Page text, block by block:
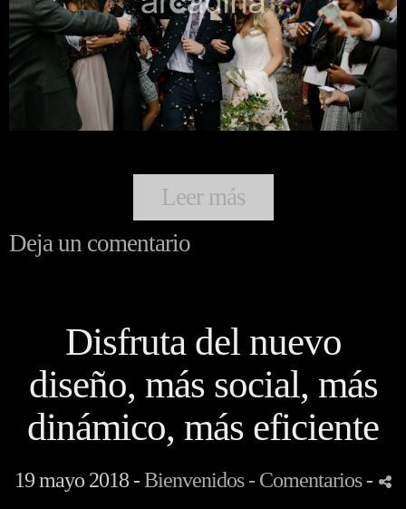
Leer más
Deja un comentario
Disfruta del nuevo
diseño, más social, más
dinámico, más eficiente
19 mayo 2018 -Bienvenidos - Comentarios-